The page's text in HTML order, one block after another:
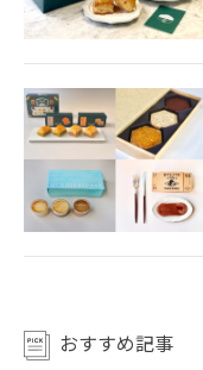
おすすめ記事